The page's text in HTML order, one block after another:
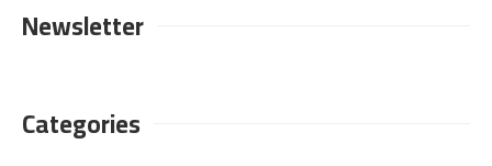
Newsletter
Categories